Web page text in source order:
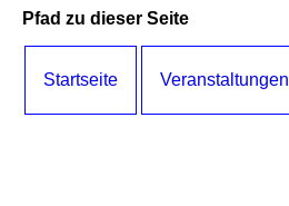
Pfad zu dieser Seite
Startseite Veranstaltungen